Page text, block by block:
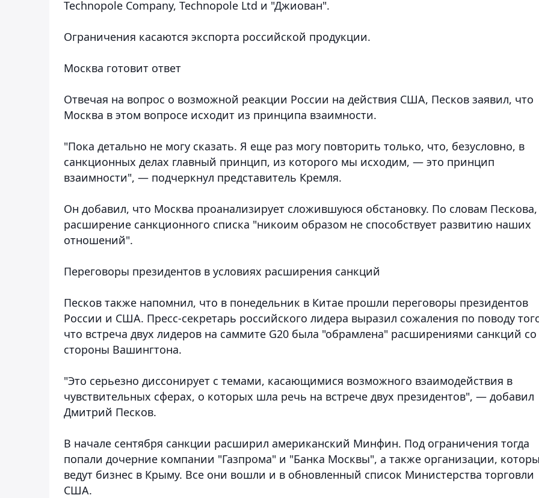
Technopole Company, Technopole Ltd и "Джиован".
Ограничения касаются экспорта российской продукции.
Москва готовит ответ
Отвечая на вопрос о возможной реакции России на действия США, Песков заявил, что
Москва в этом вопросе исходит из принципа взаимности.
"Пока детально не могу сказать. Я еще раз могу повторить только, что, безусловно, в
санкционных делах главный принцип, из которого мы исходим, — это принцип
взаимности", — подчеркнул представитель Кремля.
Он добавил, что Москва проанализирует сложившуюся обстановку. По словам Пескова,
расширение санкционного списка "никоим образом не способствует развитию наших
отношений".
Переговоры президентов в условиях расширения санкций
Песков также напомнил, что в понедельник в Китае прошли переговоры президентов
России и США. Пресс-секретарь российского лидера выразил сожаления по поводу
что встреча двух лидеров на саммите G20 была "обрамлена" расширениями санкций со
стороны Вашингтона.
"Это серьезно диссонирует с темами, касающимися возможного взаимодействия в
чувствительных сферах, о которых шла речь на встрече двух президентов", — добавил
Дмитрий Песков.
В начале сентября санкции расширил американский Минфин. Под ограничения тогда
попали дочерние компании "Газпрома" и "Банка Москвы", а также организации,
ведут бизнес в Крыму. Все они вошли и в обновленный список Министерства торговли
США.